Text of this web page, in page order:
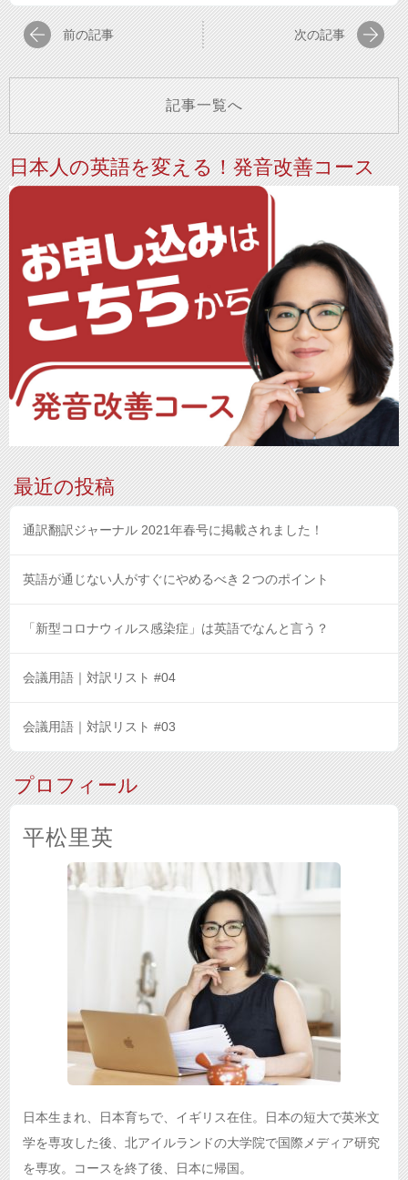
前の記事 次の記事
記事一覧へ
日本人の英語を変える！発音改善コース
最近の投稿
通訳翻訳ジャーナル 2021年春号に掲載されました！
英語が通じない人がすぐにやめるべき２つのポイント
「新型コロナウィルス感染症」は英語でなんと言う？
会議用語｜対訳リスト #04
会議用語｜対訳リスト #03
プロフィール
平松里英
日本生まれ、日本育ちで、イギリス在住。日本の短大で英米文
学を専攻した後、北アイルランドの大学院で国際メディア研究
を専攻。コースを終了後、日本に帰国。